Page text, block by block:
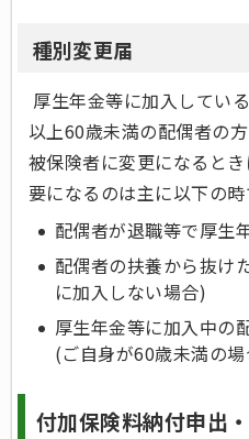
種別変更届
厚生年金等に加入してい
以上60歳未満の配偶者の
被保険者に変更になると
要になるのは主に以下の時
配偶者が退職等で厚生
配偶者の扶養から抜け
に加入しない場合)
厚生年金等に加入中の
(ご自身が60歳未満の
付加保険料納付申出